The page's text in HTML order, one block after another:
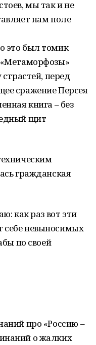
мы так и не
нам поле
это был томик
перед
сражение Персея
книга – без
щит
гражданская
как раз вот эти
невыносимых
по своей
про «Россию –
о жалких